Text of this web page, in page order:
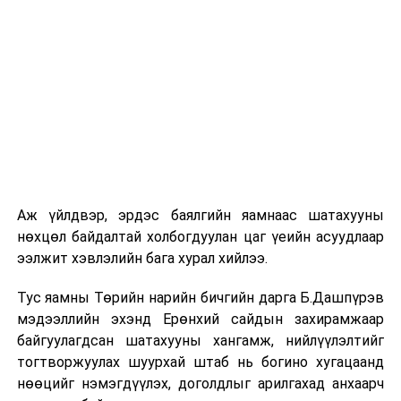
Ажлын дэд хэсгүүдээс Монгол Улсын Үндсэн хуульд
ирүүлсэн зарчмын зөрүүтэй саналын томъёолол нэг
бүрийг Томъёоллын Ажлын дэд хэсэг Монгол Улсын
Үндсэн хуулийн нэр томъёо, үг үсэг, найруулгад
нийцүүлэхээр хянаж, жигдлэх ажлыг хийж гүйцэтгэж
байна.
Аж үйлдвэр, эрдэс баялгийн яамнаас шатахууны
нөхцөл байдалтай холбогдуулан цаг үеийн асуудлаар
ээлжит хэвлэлийн бага хурал хийлээ.
Тус яамны Төрийн нарийн бичгийн дарга Б.Дашпүрэв
мэдээллийн эхэнд Ерөнхий сайдын захирамжаар
байгуулагдсан шатахууны хангамж, нийлүүлэлтийг
тогтворжуулах шуурхай штаб нь богино хугацаанд
нөөцийг нэмэгдүүлэх, доголдлыг арилгахад анхаарч